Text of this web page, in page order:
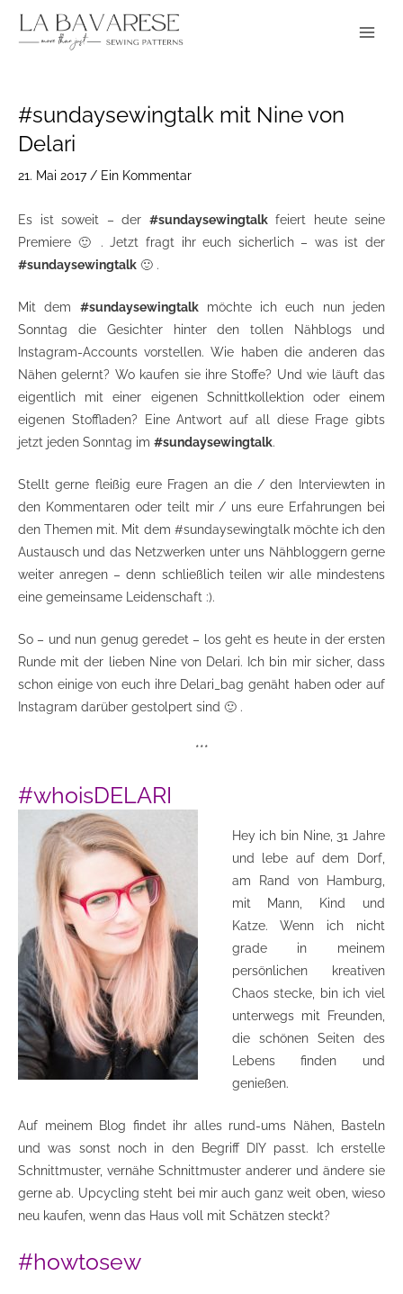
Inhalt
#sundaysewingtalk mit Nine von
Delari
21. Mai 2017 / Ein Kommentar
Es ist soweit – der #sundaysewingtalkfeiert heute seine
Premiere 🙂 . Jetzt fragt ihr euch sicherlich – was ist der
#sundaysewingtalk 🙂 .
Mit dem #sundaysewingtalkmöchte ich euch nun jeden
Sonntag die Gesichter hinter den tollen Nähblogs und
Instagram-Accounts vorstellen. Wie haben die anderen das
Nähen gelernt? Wo kaufen sie ihre Stoffe? Und wie läuft das
eigentlich mit einer eigenen Schnittkollektion oder einem
eigenen Stoffladen? Eine Antwort auf all diese Frage gibts
jetzt jeden Sonntag im #sundaysewingtalk.
Stellt gerne fleißig eure Fragen an die / den Interviewten in
den Kommentaren oder teilt mir / uns eure Erfahrungen bei
den Themen mit. Mit dem #sundaysewingtalk möchte ich den
Austausch und das Netzwerken unter uns Nähbloggern gerne
weiter anregen – denn schließlich teilen wir alle mindestens
eine gemeinsame Leidenschaft :).
So – und nun genug geredet – los geht es heute in der ersten
Runde mit der lieben Nine von Delari. Ich bin mir sicher, dass
schon einige von euch ihre Delari_bag genäht haben oder auf
Instagram darüber gestolpert sind 🙂 .
***
#whoisDELARI
Hey ich bin Nine, 31 Jahre
und lebe auf dem Dorf,
am Rand von Hamburg,
mit Mann, Kind und
Katze. Wenn ich nicht
grade in meinem
persönlichen kreativen
Chaos stecke, bin ich viel
unterwegs mit Freunden,
die schönen Seiten des
Lebens finden und
genießen.
Auf meinem Blog findet ihr alles rund-ums Nähen, Basteln
und was sonst noch in den Begriff DIY passt. Ich erstelle
Schnittmuster, vernähe Schnittmuster anderer und ändere sie
gerne ab. Upcycling steht bei mir auch ganz weit oben, wieso
neu kaufen, wenn das Haus voll mit Schätzen steckt?
#howtosew
navigation